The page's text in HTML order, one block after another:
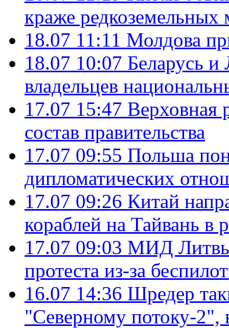
краже редкоземельных
18.07 11:11 Молдова
18.07 10:07 Беларусь
владельцев
17.07 15:47 Верховная
состав правительства
17.07 09:55 Польша
дипломатических
17.07 09:26 Китай
кораблей на Тайвань в
17.07 09:03 МИД Литвы
протеста из-за
16.07 14:36 Шредер
"Северному потоку-2",